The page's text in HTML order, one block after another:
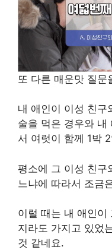
또 다른 매운맛 질문
내 애인이 이성 친구
술을 먹은 경우와 내
서 여럿이 함께 1박
평소에 그 이성 친구
느냐에 따라서 조금
이럴 때는 내 애인이
지라도 가지고 있었
것 같네요.